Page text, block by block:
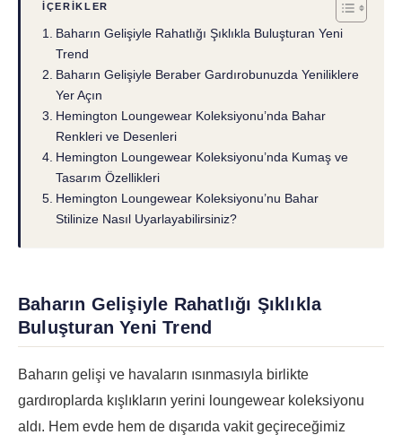
İÇERIKLER
Baharın Gelişiyle Rahatlığı Şıklıkla Buluşturan Yeni
Trend
Baharın Gelişiyle Beraber Gardırobunuzda Yeniliklere
Yer Açın
Hemington Loungewear Koleksiyonu’nda Bahar
Renkleri ve Desenleri
Hemington Loungewear Koleksiyonu’nda Kumaş ve
Tasarım Özellikleri
Hemington Loungewear Koleksiyonu’nu Bahar
Stilinize Nasıl Uyarlayabilirsiniz?
Baharın Gelişiyle Rahatlığı Şıklıkla
Buluşturan Yeni Trend
Baharın gelişi ve havaların ısınmasıyla birlikte
gardıroplarda kışlıkların yerini loungewear koleksiyonu
aldı. Hem evde hem de dışarıda vakit geçireceğimiz